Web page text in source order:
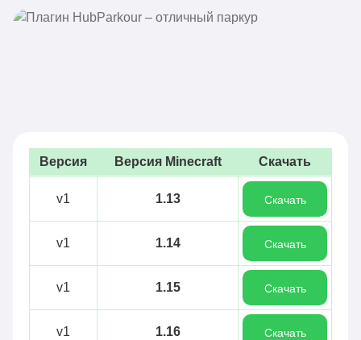
Версия Версия Minecraft Скачать
v1 1.13 Скачать
v1 1.14 Скачать
v1 1.15 Скачать
v1 1.16 Скачать